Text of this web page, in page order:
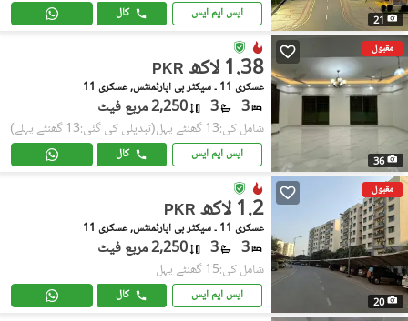
21 ایس ایم ایس کال
مقبول
36
PKR 1.38 لاکھ
عسکری 11 ۔ سیکٹر بی اپارٹمنٹس, عسکری 11
3
3 2,250 مربع فیٹ
شامل کی:13 گھنٹے پہل (تبدیلی کی گئی:13 گھنٹے پہلے)
ایس ایم ایس کال
مقبول
20
PKR 1.2 لاکھ
عسکری 11 ۔ سیکٹر بی اپارٹمنٹس, عسکری 11
3
3 2,250 مربع فیٹ
شامل کی:15 گھنٹے پہل
ایس ایم ایس کال